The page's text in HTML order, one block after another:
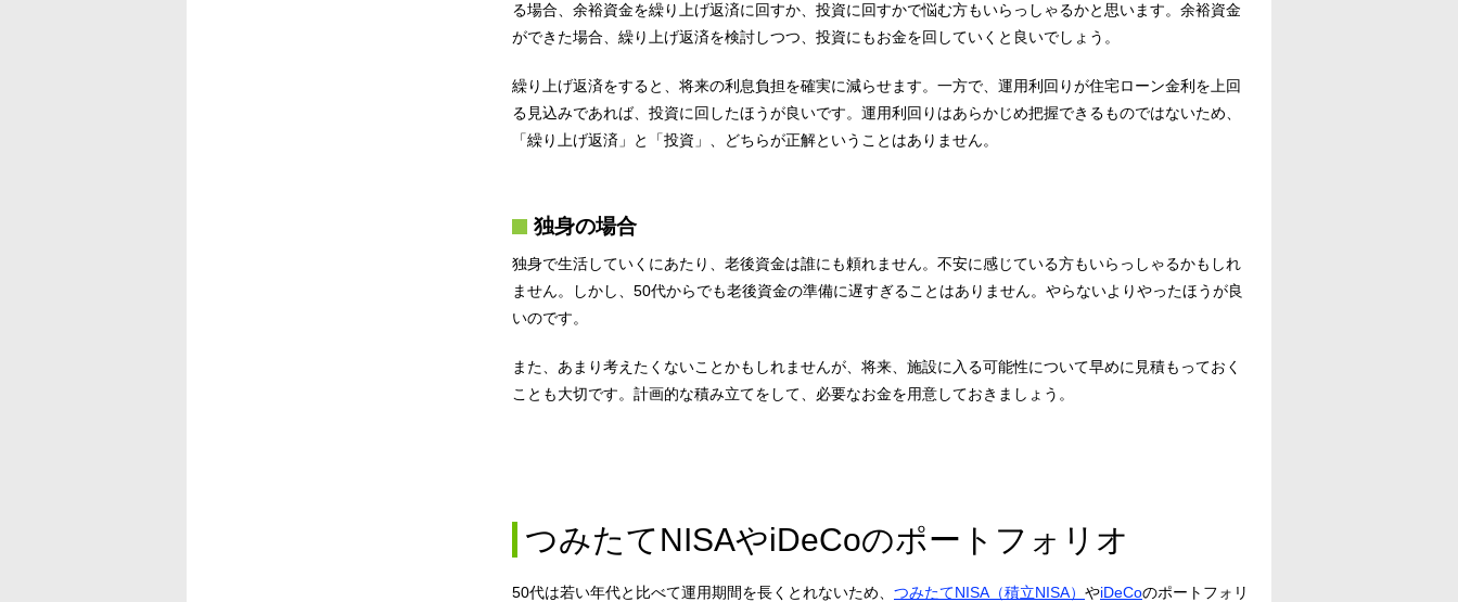
る場合、余裕資金を繰り上げ返済に回すか、投資に回すかで悩む方もいらっしゃるかと思います。余裕資金
ができた場合、繰り上げ返済を検討しつつ、投資にもお金を回していくと良いでしょう。
繰り上げ返済をすると、将来の利息負担を確実に減らせます。一方で、運用利回りが住宅ローン金利を上回
る見込みであれば、投資に回したほうが良いです。運用利回りはあらかじめ把握できるものではないため、
「繰り上げ返済」と「投資」、どちらが正解ということはありません。
独身の場合
独身で生活していくにあたり、老後資金は誰にも頼れません。不安に感じている方もいらっしゃるかもしれ
ません。しかし、50代からでも老後資金の準備に遅すぎることはありません。やらないよりやったほうが良
いのです。
また、あまり考えたくないことかもしれませんが、将来、施設に入る可能性について早めに見積もっておく
ことも大切です。計画的な積み立てをして、必要なお金を用意しておきましょう。
つみたてNISAやiDeCoのポートフォリオ
50代は若い年代と比べて運用期間を長くとれないため、 つみたてNISA（積立NISA） やiDeCoのポートフォリ